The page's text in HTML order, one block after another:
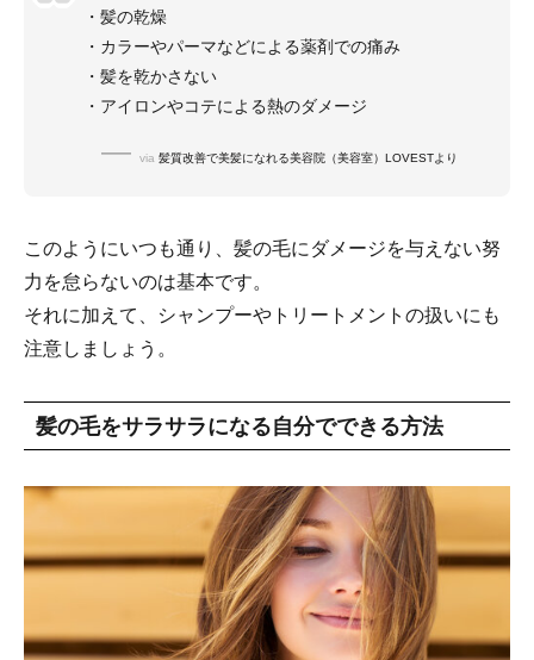
・髪の乾燥
・カラーやパーマなどによる薬剤での痛み
・髪を乾かさない
・アイロンやコテによる熱のダメージ
via 髪質改善で美髪になれる美容院（美容室）LOVESTより
このようにいつも通り、髪の毛にダメージを与えない努
力を怠らないのは基本です。
それに加えて、シャンプーやトリートメントの扱いにも
注意しましょう。
髪の毛をサラサラになる自分でできる方法